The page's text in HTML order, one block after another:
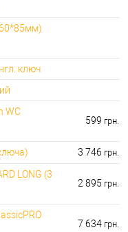
ключ
WC
599 грн.
3 746 грн.
LONG (3
2 895 грн.
7 634 грн.